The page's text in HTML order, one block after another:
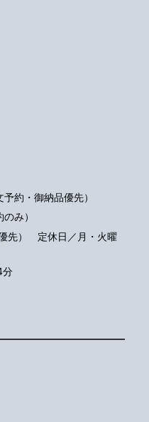
約・御納品優先）
み）
先） 定休日／月・火曜
分